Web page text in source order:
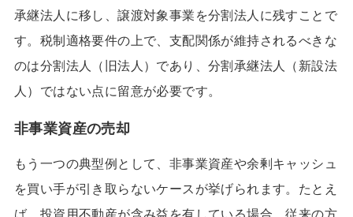
承継法人に移し、譲渡対象事業を分割法人に残すことで
す。税制適格要件の上で、支配関係が維持されるべきな
のは分割法人（旧法人）であり、分割承継法人（新設法
人）ではない点に留意が必要です。
非事業資産の売却
もう一つの典型例として、非事業資産や余剰キャッシュ
を買い手が引き取らないケースが挙げられます。たとえ
ば、投資用不動産が含み益を有している場合、従来の方